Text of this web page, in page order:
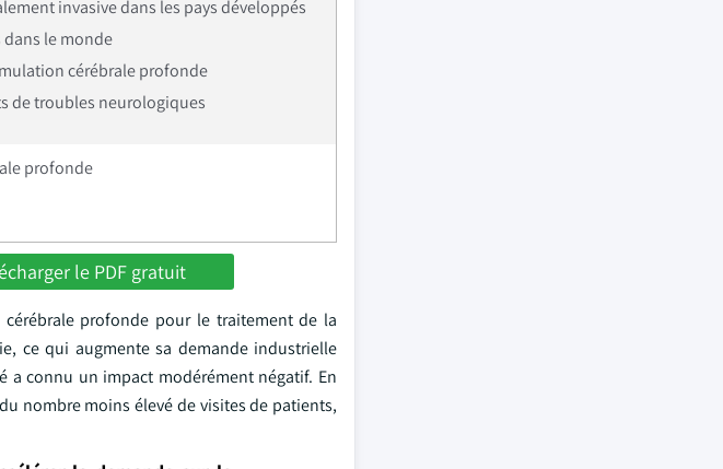
invasive dans les pays développés
le monde
cérébrale profonde
de troubles neurologiques
profonde
le PDF gratuit
profonde pour le traitement de la
ce qui augmente sa demande industrielle
a connu un impact modérément négatif. En
nombre moins élevé de visites de patients,